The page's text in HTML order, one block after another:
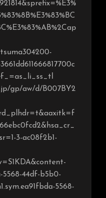
gp/aw/d/B007BY2
3-ac08f2b1-
5568-44df-b5b0-
5568-